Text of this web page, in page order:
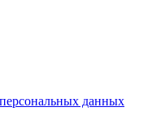
данных